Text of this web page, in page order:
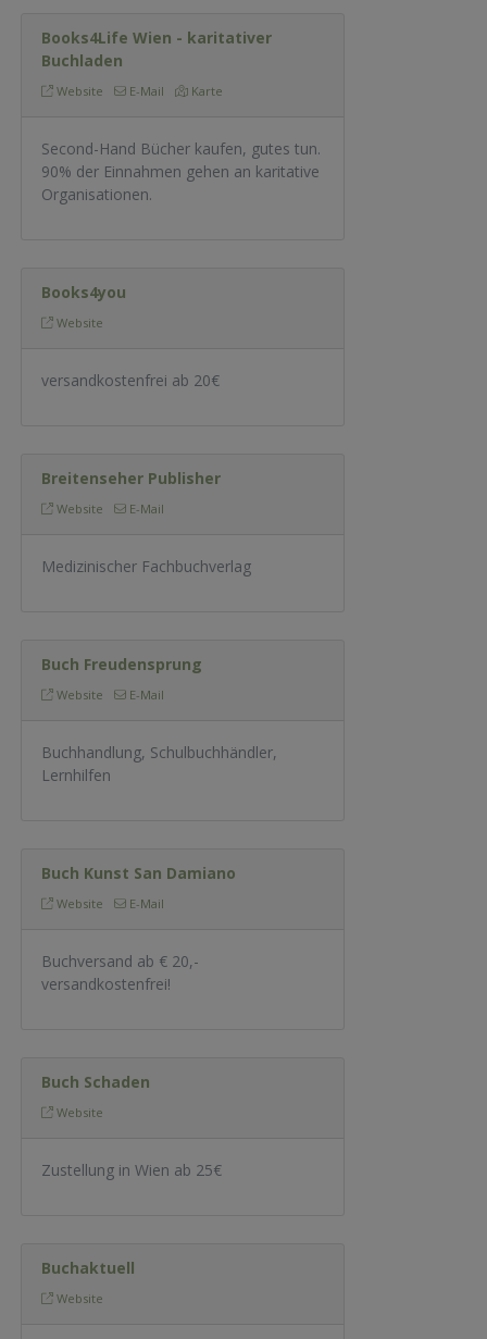
Books4Life Wien - karitativer
Buchladen
Website E-Mail Karte
Second-Hand Bücher kaufen, gutes tun.
90% der Einnahmen gehen an karitative
Organisationen.
Books4you
Website
versandkostenfrei ab 20€
Breitenseher Publisher
Website E-Mail
Medizinischer Fachbuchverlag
Buch Freudensprung
Website E-Mail
Buchhandlung, Schulbuchhändler,
Lernhilfen
Buch Kunst San Damiano
Website E-Mail
Buchversand ab € 20,-
versandkostenfrei!
Buch Schaden
Website
Zustellung in Wien ab 25€
Buchaktuell
Website